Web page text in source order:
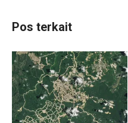
Pos terkait